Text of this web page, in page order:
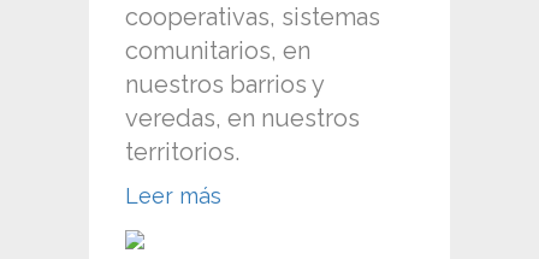
cooperativas, sistemas
comunitarios, en
nuestros barrios y
veredas, en nuestros
territorios.
Leer más